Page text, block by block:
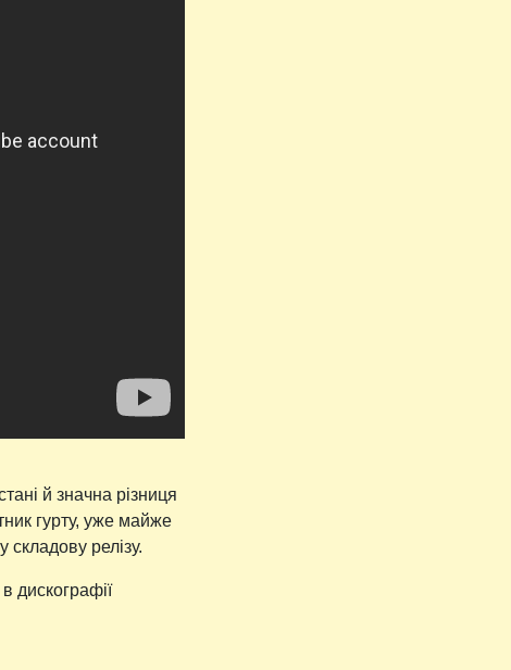
й значна різниця
гурту, уже майже
складову релізу.
дискографії